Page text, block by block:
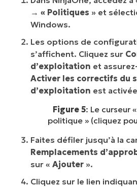
→ « Politiques » et
Windows.
Les options de
s’affichent. Cliquez sur
d’exploitation et
Activer les correctifs du
d’exploitation est
Figure 5: Le curseur
politique » (cliquez
Faites défiler jusqu’à la
Remplacements
sur « Ajouter ».
Cliquez sur le lien